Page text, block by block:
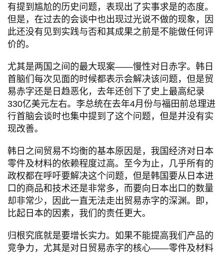
有提到尴尬的历史问题，表现出了实事求是的态度。
但是，在过去的会谈中也出现过光说不做的现象，因
此还没有见到实践与否和其成果之前是不能做任何评
价的。
尤其是两国之间的最大现案——慢性对日赤字。韩日
首脑们每次见面的时候都表示会解决该问题，但是贸
易赤字还是日趋恶化，去年还创下了史上最高纪录
330亿美元左右。李总统在去年4月份与福田前总理进
行首脑会谈时也集中提到了这个问题，但是并没有实
现改善。
韩日之间贸易不均衡的基本原因是，我国经济对日本
零件及材料的依赖程度过高。至今为止，几乎所有的
政权都在呼吁要解决这个问题，但是韩国要从日本进
口的商品和技术还是非常多，而要向日本出口的数量
却非常少，因此一直无法走出贸易赤字的深渊。即，
比起日本的因素，我们的责任更大。
归根究底就是要增长实力。如果不能提高我们产品的
竞争力，尤其是对日贸易赤字的核心——零件及材料